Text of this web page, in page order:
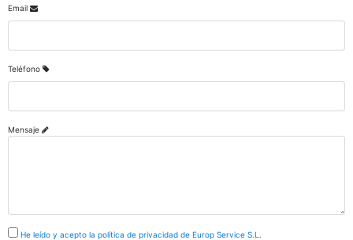
Email
Teléfono
Mensaje
He leído y acepto la política de privacidad de Europ Service S.L.